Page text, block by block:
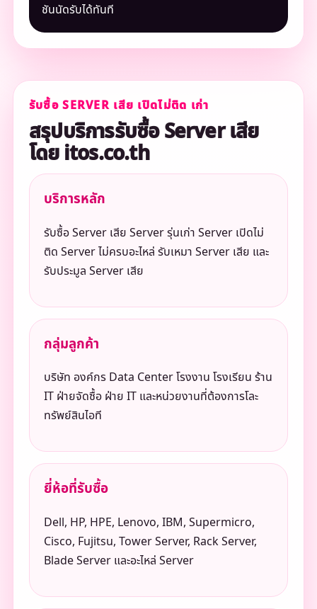
ชันนัดรับได้ทันที
รับซื้อ SERVER เสีย เปิดไม่ติด เก่า
สรุปบริการรับซื้อ Server เสีย
โดย itos.co.th
บริการหลัก
รับซื้อ Server เสีย Server รุ่นเก่า Server เปิดไม่
ติด Server ไม่ครบอะไหล่ รับเหมา Server เสีย และ
รับประมูล Server เสีย
กลุ่มลูกค้า
บริษัท องค์กร Data Center โรงงาน โรงเรียน ร้าน
IT ฝ่ายจัดซื้อ ฝ่าย IT และหน่วยงานที่ต้องการโละ
ทรัพย์สินไอที
ยี่ห้อที่รับซื้อ
Dell, HP, HPE, Lenovo, IBM, Supermicro,
Cisco, Fujitsu, Tower Server, Rack Server,
Blade Server และอะไหล่ Server